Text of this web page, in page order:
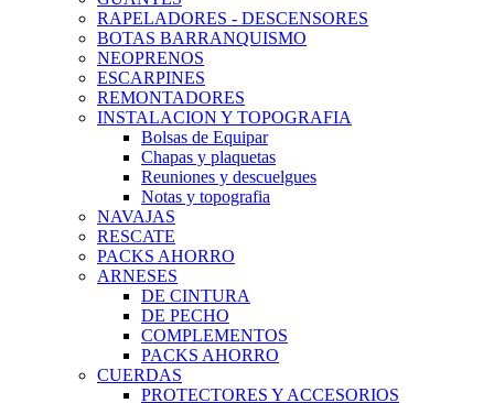
RAPELADORES - DESCENSORES
BOTAS BARRANQUISMO
NEOPRENOS
ESCARPINES
REMONTADORES
INSTALACION Y TOPOGRAFIA
Bolsas de Equipar
Chapas y plaquetas
Reuniones y descuelgues
Notas y topografia
NAVAJAS
RESCATE
PACKS AHORRO
ARNESES
DE CINTURA
DE PECHO
COMPLEMENTOS
PACKS AHORRO
CUERDAS
PROTECTORES Y ACCESORIOS